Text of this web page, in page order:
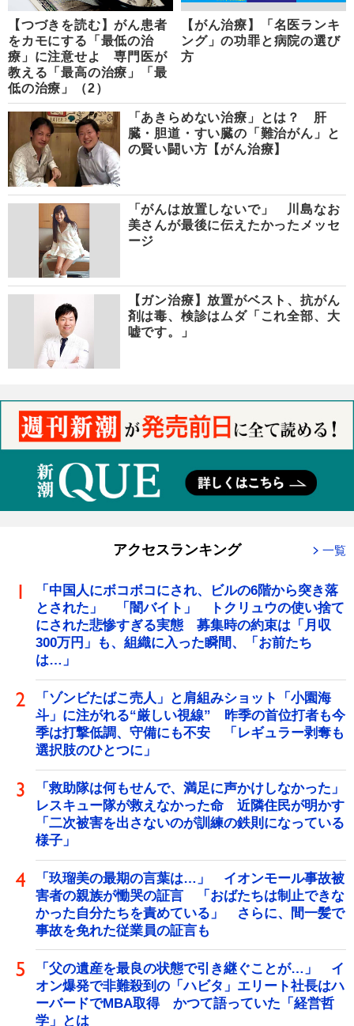
【つづきを読む】がん患者
をカモにする「最低の治
療」に注意せよ 専門医が
教える「最高の治療」「最
低の治療」（2）
【がん治療】「名医ランキ
ング」の功罪と病院の選び
方
「あきらめない治療」とは？ 肝
臓・胆道・すい臓の「難治がん」と
の賢い闘い方【がん治療】
「がんは放置しないで」 川島なお
美さんが最後に伝えたかったメッセ
ージ
【ガン治療】放置がベスト、抗がん
剤は毒、検診はムダ「これ全部、大
嘘です。」
アクセスランキング 一覧
「中国人にボコボコにされ、ビルの6階から突き落
とされた」 「闇バイト」 トクリュウの使い捨て
にされた悲惨すぎる実態 募集時の約束は「月収
300万円」も、組織に入った瞬間、「お前たち
は…」
「ゾンビたばこ売人」と肩組みショット「小園海
斗」に注がれる“厳しい視線” 昨季の首位打者も今
季は打撃低調、守備にも不安 「レギュラー剥奪も
選択肢のひとつに」
「救助隊は何もせんで、満足に声かけしなかった」
レスキュー隊が救えなかった命 近隣住民が明かす
「二次被害を出さないのが訓練の鉄則になっている
様子」
「玖瑠美の最期の言葉は…」 イオンモール事故被
害者の親族が慟哭の証言 「おばたちは制止できな
かった自分たちを責めている」 さらに、間一髪で
事故を免れた従業員の証言も
「父の遺産を最良の状態で引き継ぐことが…」 イ
オン爆発で非難殺到の「ハビタ」エリート社長はハ
ーバードでMBA取得 かつて語っていた「経営哲
学」とは